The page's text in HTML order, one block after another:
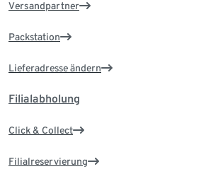
Versandpartner
Packstation
Lieferadresse ändern
Filialabholung
Click & Collect
Filialreservierung